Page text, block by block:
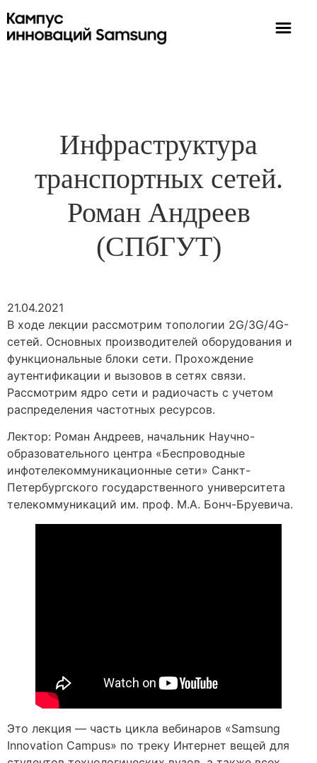
Инфраструктура
транспортных сетей.
Роман Андреев
(СПбГУТ)
21.04.2021
В ходе лекции рассмотрим топологии 2G/3G/4G-
сетей. Основных производителей оборудования и
функциональные блоки сети. Прохождение
аутентификации и вызовов в сетях связи.
Рассмотрим ядро сети и радиочасть с учетом
распределения частотных ресурсов.
Лектор: Роман Андреев, начальник Научно-
образовательного центра «Беспроводные
инфотелекоммуникационные сети» Санкт-
Петербургского государственного университета
телекоммуникаций им. проф. М.А. Бонч-Бруевича.
Это лекция — часть цикла вебинаров «Samsung
Innovation Campus» по треку Интернет вещей для